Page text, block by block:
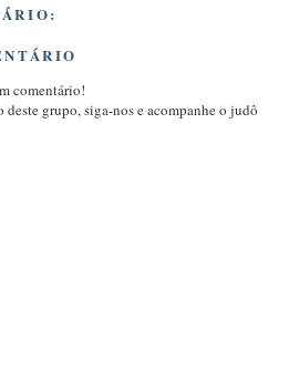
comentário!
grupo, siga-nos e acompanhe o judô